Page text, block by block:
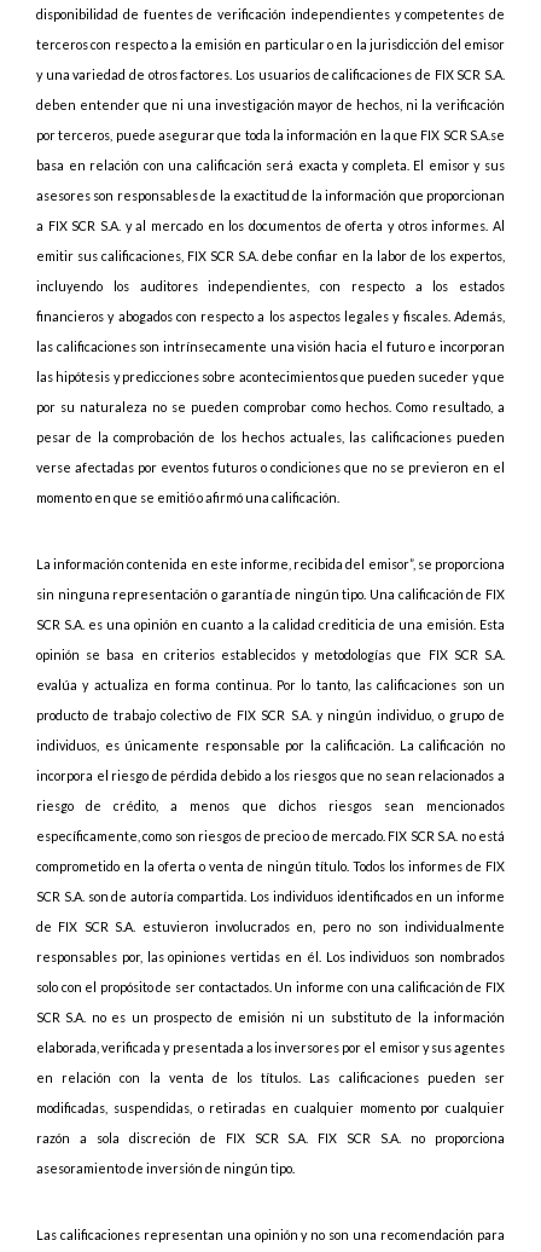
disponibilidad de fuentes de verificación independientes y competentes de
terceros con respecto a la emisión en particular o en la jurisdicción del emisor
y una variedad de otros factores. Los usuarios de calificaciones de FIX SCR S.A.
deben entender que ni una investigación mayor de hechos, ni la verificación
por terceros, puede asegurar que toda la información en la que FIX SCR S.A.se
basa en relación con una calificación será exacta y completa. El emisor y sus
asesores son responsables de la exactitud de la información que proporcionan
a FIX SCR S.A. y al mercado en los documentos de oferta y otros informes. Al
emitir sus calificaciones, FIX SCR S.A. debe confiar en la labor de los expertos,
incluyendo los auditores independientes, con respecto a los estados
financieros y abogados con respecto a los aspectos legales y fiscales. Además,
las calificaciones son intrínsecamente una visión hacia el futuro e incorporan
las hipótesis y predicciones sobre acontecimientos que pueden suceder y que
por su naturaleza no se pueden comprobar como hechos. Como resultado, a
pesar de la comprobación de los hechos actuales, las calificaciones pueden
verse afectadas por eventos futuros o condiciones que no se previeron en el
momento en que se emitió o afirmó una calificación.
La información contenida en este informe, recibida del emisor”, se proporciona
sin ninguna representación o garantía de ningún tipo. Una calificación de FIX
SCR S.A. es una opinión en cuanto a la calidad crediticia de una emisión. Esta
opinión se basa en criterios establecidos y metodologías que FIX SCR S.A.
evalúa y actualiza en forma continua. Por lo tanto, las calificaciones son un
producto de trabajo colectivo de FIX SCR S.A. y ningún individuo, o grupo de
individuos, es únicamente responsable por la calificación. La calificación no
incorpora el riesgo de pérdida debido a los riesgos que no sean relacionados a
riesgo de crédito, a menos que dichos riesgos sean mencionados
específicamente, como son riesgos de precio o de mercado. FIX SCR S.A. no está
comprometido en la oferta o venta de ningún título. Todos los informes de FIX
SCR S.A. son de autoría compartida. Los individuos identificados en un informe
de FIX SCR S.A. estuvieron involucrados en, pero no son individualmente
responsables por, las opiniones vertidas en él. Los individuos son nombrados
solo con el propósito de ser contactados. Un informe con una calificación de FIX
SCR S.A. no es un prospecto de emisión ni un substituto de la información
elaborada, verificada y presentada a los inversores por el emisor y sus agentes
en relación con la venta de los títulos. Las calificaciones pueden ser
modificadas, suspendidas, o retiradas en cualquier momento por cualquier
razón a sola discreción de FIX SCR S.A. FIX SCR S.A. no proporciona
asesoramiento de inversión de ningún tipo.
Las calificaciones representan una opinión y no son una recomendación para